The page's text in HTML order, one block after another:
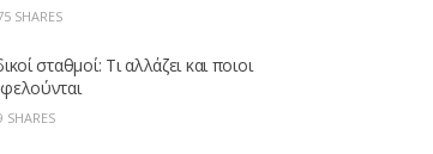
SHARES
σταθμοί: Τι αλλάζει και ποιοι
SHARES